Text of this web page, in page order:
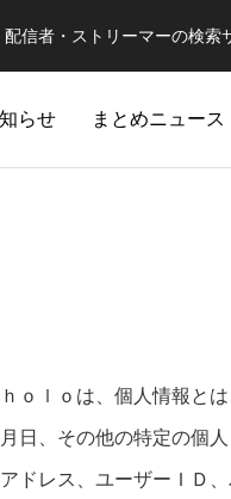
信者・ストリーマーの検索
らせ まとめニュース
ｏｌｏは、個人情報と
日、その他の特定の個
ドレス、ユーザーＩＤ